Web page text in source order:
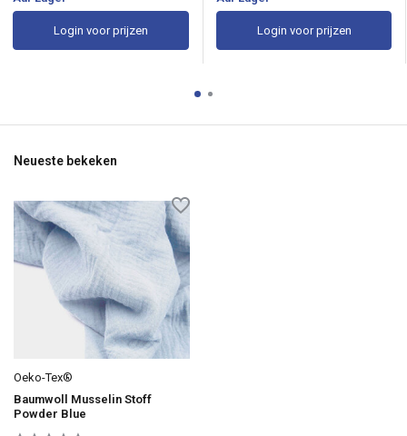
Login voor prijzen Login voor prijzen
Neueste bekeken
Oeko-Tex®
Baumwoll Musselin Stoff
Powder Blue